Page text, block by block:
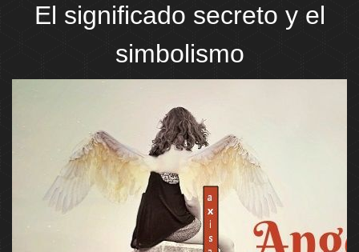
El significado secreto y el
simbolismo